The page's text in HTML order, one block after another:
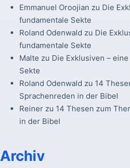
Emmanuel Oroojian zu Die
fundamentale Sekte
Roland Odenwald zu Die
fundamentale Sekte
Malte zu Die Exklusiven –
Sekte
Roland Odenwald zu 14
Sprachenreden in der Bibel
Reinerzu 14 Thesen zum
in der Bibel
Archiv